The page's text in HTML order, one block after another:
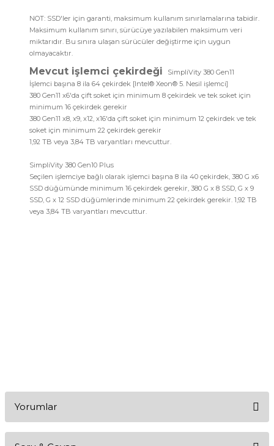
NOT: SSD'ler için garanti, maksimum kullanım sınırlamalarına tabidir.
Maksimum kullanım sınırı, sürücüye yazılabilen maksimum veri
miktarıdır. Bu sınıra ulaşan sürücüler değiştirme için uygun
olmayacaktır.
Mevcut işlemci çekirdeği
SimpliVity 380 Gen11
İşlemci başına 8 ila 64 çekirdek [Intel® Xeon® 5. Nesil işlemci]
380 Gen11 x6'da çift soket için minimum 8 çekirdek ve tek soket için
minimum 16 çekirdek gerekir
380 Gen11 x8, x9, x12, x16'da çift soket için minimum 12 çekirdek ve tek
soket için minimum 22 çekirdek gerekir
1,92 TB veya 3,84 TB varyantları mevcuttur.
SimpliVity 380 Gen10 Plus
Seçilen işlemciye bağlı olarak işlemci başına 8 ila 40 çekirdek, 380 G x6
SSD düğümünde minimum 16 çekirdek gerekir, 380 G x 8 SSD, G x 9
SSD, G x 12 SSD düğümlerinde minimum 22 çekirdek gerekir. 1,92 TB
veya 3,84 TB varyantları mevcuttur.
Yorumlar